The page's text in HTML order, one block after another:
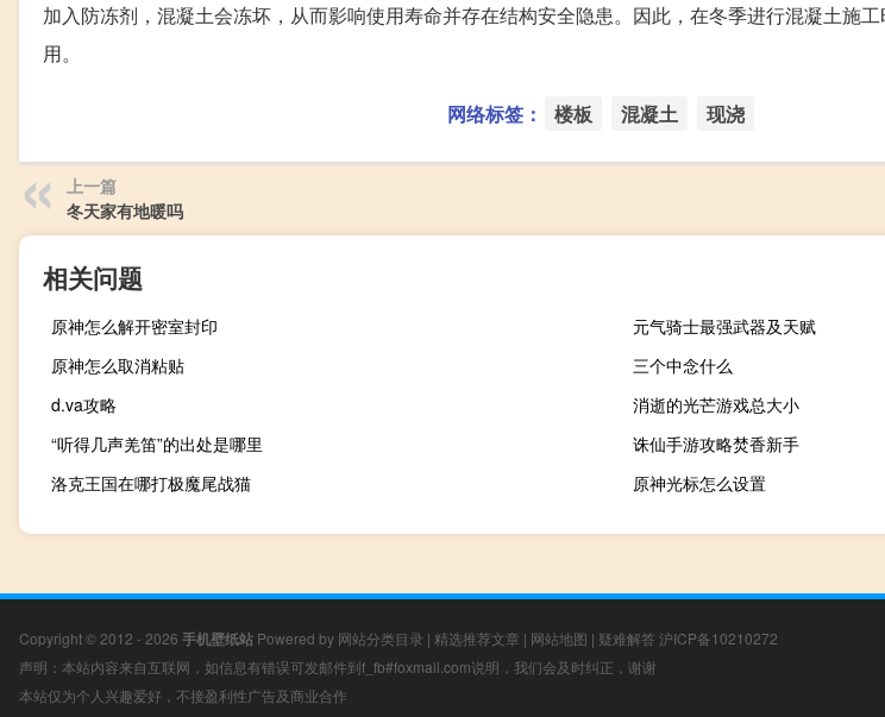
加入防冻剂，混凝土会冻坏，从而影响使用寿命并存在结构安全隐患。因此，在冬季进行混凝土施
用。
网络标签： 楼板 混凝土 现浇
上一篇
冬天家有地暖吗
相关问题
原神怎么解开密室封印
元气骑士最强武器及天赋
原神怎么取消粘贴
三个中念什么
d.va攻略
消逝的光芒游戏总大小
“听得几声羌笛”的出处是哪里
诛仙手游攻略焚香新手
洛克王国在哪打极魔尾战猫
原神光标怎么设置
Copyright © 2012 - 2026 手机壁纸站 Powered by 网站分类目录 | 精选推荐文章 | 网站地图 | 疑难解答 沪ICP备10210272
声明：本站内容来自互联网，如信息有错误可发邮件到f_fb#foxmail.com说明，我们会及时纠正，谢谢
本站仅为个人兴趣爱好，不接盈利性广告及商业合作